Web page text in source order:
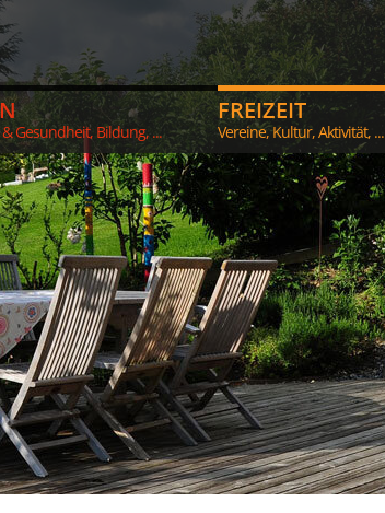
& Gesundheit, Bildung, ...
FREIZEIT
Vereine, Kultur, Aktivität, ...